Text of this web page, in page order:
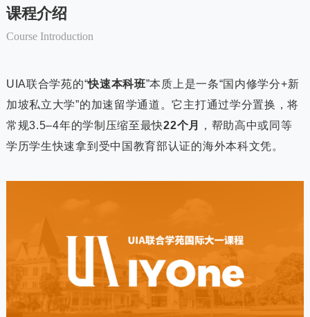
课程介绍
Course Introduction
UIA联合学苑的“快速本科班”本质上是一条“国内修学分+新
加坡私立大学”的加速留学通道。它主打通过学分置换，将
常规3.5–4年的学制压缩至最快22个月
，帮助高中或同等
学历学生快速拿到受中国教育部认证的海外本科文凭。